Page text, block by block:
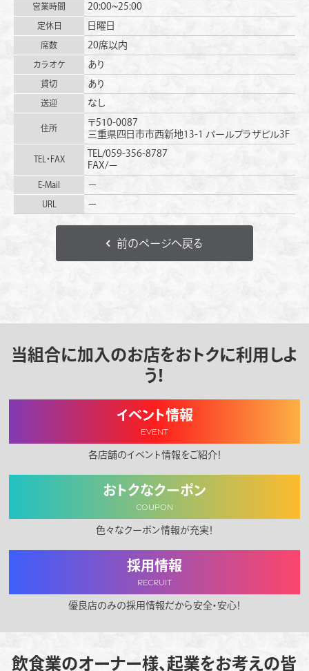
営業時間 20:00~25:00
定休日 日曜日
席数 20席以内
カラオケ あり
貸切 あり
送迎 なし
住所
〒510-0087
三重県四日市市西新地13-1 パールプラザビル3F
TEL・FAX
TEL/059-356-8787
FAX/−
E-Mail −
URL −
前のページへ戻る
当組合に加入のお店をおトクに利用しよ
う！
イベント情報
EVENT
各店舗のイベント情報をご紹介！
おトクなクーポン
COUPON
色々なクーポン情報が充実！
採用情報
RECRUIT
優良店のみの採用情報だから安全・安心！
飲食業のオーナー様、起業をお考えの皆